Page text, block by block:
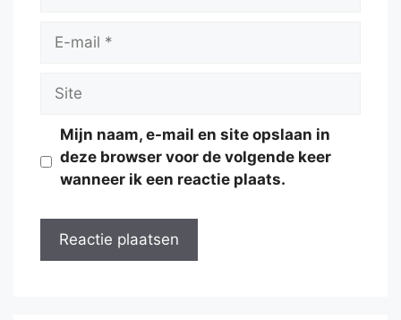
Site
Mijn naam, e-mail en site opslaan in
deze browser voor de volgende keer
wanneer ik een reactie plaats.